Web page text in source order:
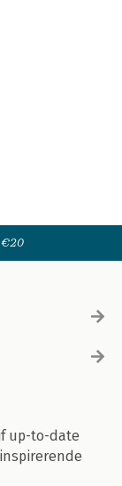
€20
up-to-date